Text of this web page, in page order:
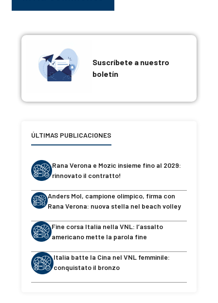
Suscríbete a nuestro
boletín
ÚLTIMAS PUBLICACIONES
Rana Verona e Mozic insieme fino al 2029:
rinnovato il contratto!
Anders Mol, campione olimpico, firma con
Rana Verona: nuova stella nel beach volley
Fine corsa Italia nella VNL: l’assalto
americano mette la parola fine
Italia batte la Cina nel VNL femminile:
conquistato il bronzo